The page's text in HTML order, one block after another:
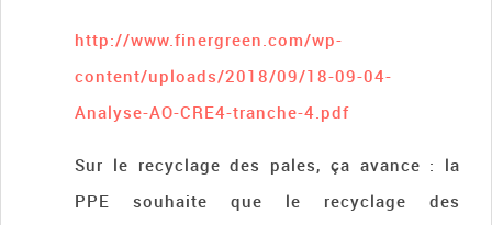
http://www.finergreen.com/wp-
content/uploads/2018/09/18-09-04-
Analyse-AO-CRE4-tranche-4.pdf
Sur le recyclage des pales, ça avance : la
PPE souhaite que le recyclage des